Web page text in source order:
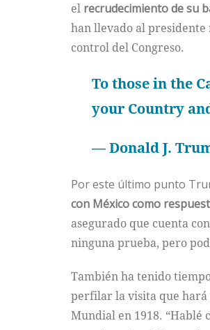
el recrudecimiento de su
han llevado al presidente
control del Congreso.
To those in the
your Country
— Donald J.
Por este último punto
con México como
asegurado que cuenta
ninguna prueba, pero
También ha tenido
perfilar la visita que hará
Mundial en 1918. “Hablé